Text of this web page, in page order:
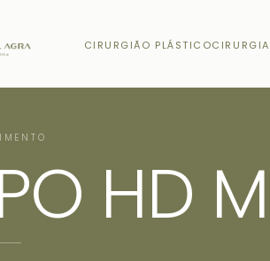
CIRURGIÃO PLÁSTICO
HD